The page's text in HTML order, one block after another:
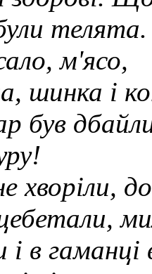
телята.
м'ясо,
шинка і
був
в гаманці